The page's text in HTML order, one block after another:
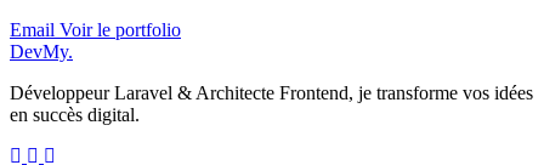
Email Voir le portfolio
DevMy.
Développeur Laravel & Architecte Frontend, je transforme vos idées
en succès digital.